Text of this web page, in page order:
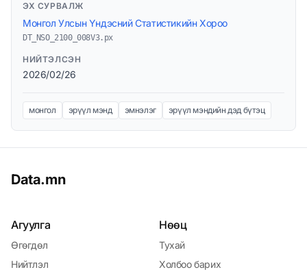
ЭХ СУРВАЛЖ
Монгол Улсын Үндэсний Статистикийн Хороо
DT_NSO_2100_008V3.px
НИЙТЭЛСЭН
2026/02/26
монгол эрүүл мэнд эмнэлэг эрүүл мэндийн дэд бүтэц
Data.mn
Агуулга
Өгөгдөл
Нийтлэл
Нөөц
Тухай
Холбоо барих